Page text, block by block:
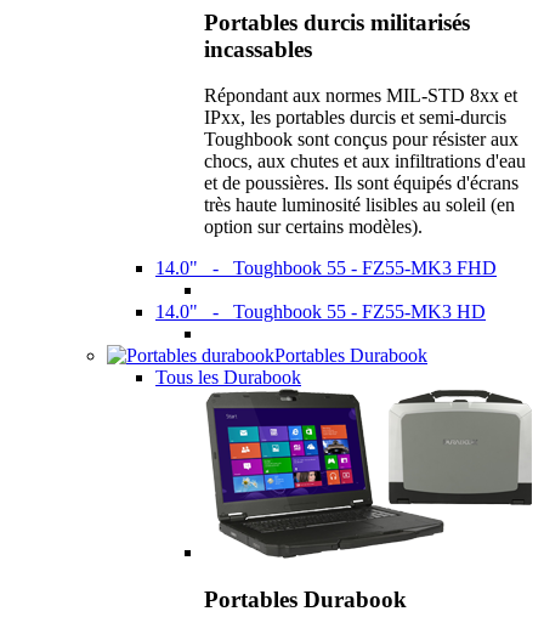
Portables durcis militarisés
incassables
Répondant aux normes MIL-STD 8xx et
IPxx, les portables durcis et semi-durcis
Toughbook sont conçus pour résister aux
chocs, aux chutes et aux infiltrations d'eau
et de poussières. Ils sont équipés d'écrans
très haute luminosité lisibles au soleil (en
option sur certains modèles).
14.0" - Toughbook 55 - FZ55-MK3 FHD
14.0" - Toughbook 55 - FZ55-MK3 HD
Portables Durabook
Tous les Durabook
Portables Durabook